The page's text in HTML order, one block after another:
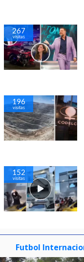
267
visitas
196
visitas
152
visitas
Futbol